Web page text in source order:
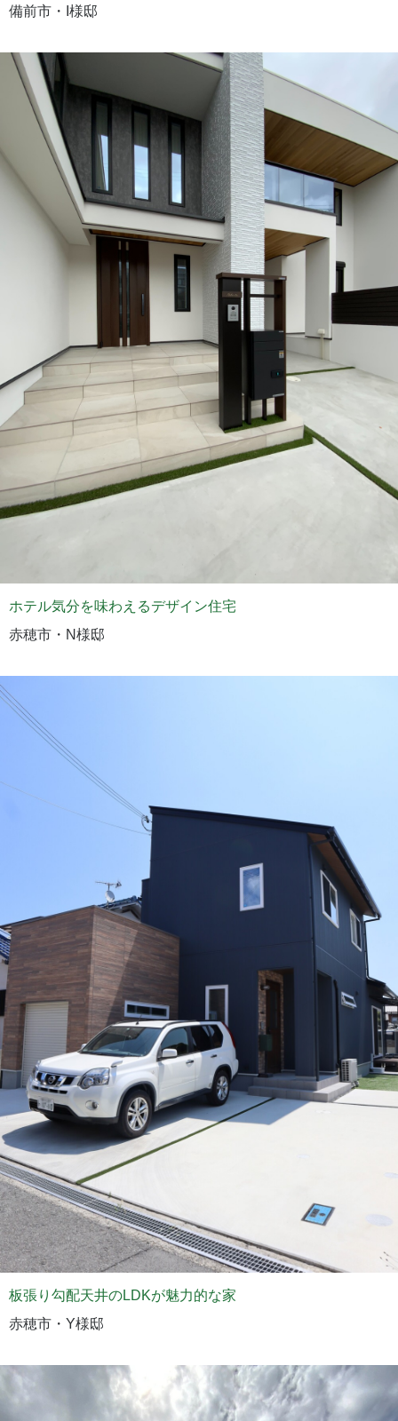
備前市・I様邸
ホテル気分を味わえるデザイン住宅
赤穂市・N様邸
板張り勾配天井のLDKが魅力的な家
赤穂市・Y様邸